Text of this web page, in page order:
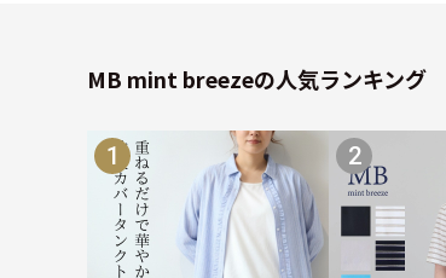
MB mint breezeの人気ランキング
1 2